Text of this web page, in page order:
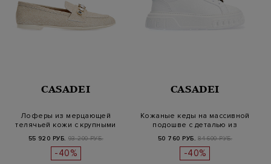
CASADEI
Лоферы из мерцающей
телячьей кожи с крупными
кристалла…
55 920 РУБ. 93 200 РУБ.
-40%
CASADEI
Кожаные кеды на массивной
подошве с деталью из
кристал…
50 760 РУБ. 84 600 РУБ.
-40%